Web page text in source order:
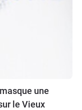
une
le Vieux